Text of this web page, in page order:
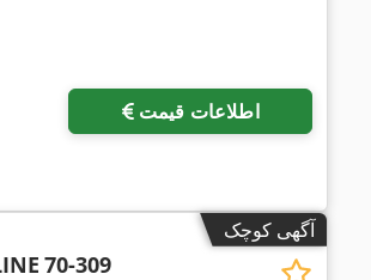
اطلاعات قیمت
آگهی کوچک
70-309